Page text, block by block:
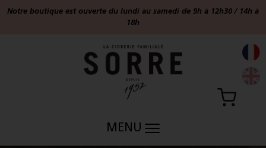
Notre boutique est ouverte du lundi au samedi de 9h à 12h30 / 14h à
18h
MENU